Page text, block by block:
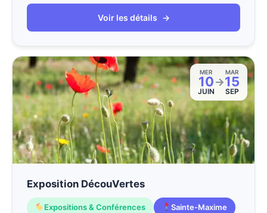
Voir les détails →
MER
10
JUIN
→
MAR
15
SEP
Exposition DécouVertes
Expositions & Conférences Sainte-Maxime